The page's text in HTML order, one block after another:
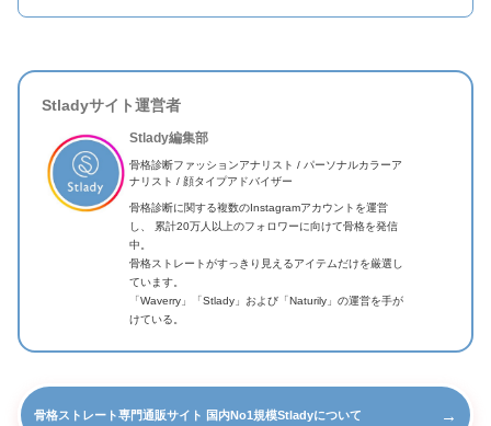
Stladyサイト運営者
Stlady編集部
骨格診断ファッションアナリスト / パーソナルカラーア
ナリスト / 顔タイプアドバイザー
骨格診断に関する複数のInstagramアカウントを運営
し、 累計20万人以上のフォロワーに向けて骨格を発信
中。
骨格ストレートがすっきり見えるアイテムだけを厳選し
ています。
「Waverry」「Stlady」および「Naturily」の運営を手が
けている。
骨格ストレート専門通販サイト 国内No1規模Stladyについて →